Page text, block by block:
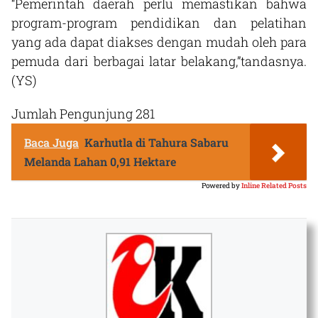
“Pemerintah daerah perlu memastikan bahwa
program-program pendidikan dan pelatihan
yang ada dapat diakses dengan mudah oleh para
pemuda dari berbagai latar belakang,”tandasnya.
(YS)
Jumlah Pengunjung281
Baca Juga Karhutla di Tahura Sabaru
Melanda Lahan 0,91 Hektare
Powered byInline Related Posts